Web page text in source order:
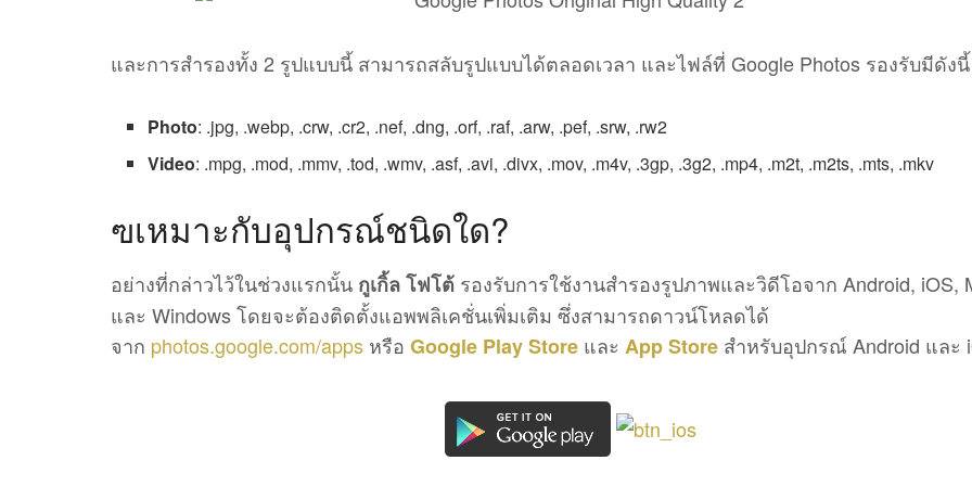
และการสำรองทั้ง 2 รูปแบบนี้ สามารถสลับรูปแบบได้ตลอดเวลา และไฟล์ที่ Google Photos รองรับมีดังนี้
Photo: .jpg, .webp, .crw, .cr2, .nef, .dng, .orf, .raf, .arw, .pef, .srw, .rw2
Video: .mpg, .mod, .mmv, .tod, .wmv, .asf, .avi, .divx, .mov, .m4v, .3gp, .3g2, .mp4, .m2t, .m2ts, .mts, .mkv
ฃเหมาะกับอุปกรณ์ชนิดใด?
อย่างที่กล่าวไว้ในช่วงแรกนั้น กูเกิ้ล โฟโต้ รองรับการใช้งานสำรองรูปภาพและวิดีโอจาก Android, iOS,
และ Windows โดยจะต้องติดตั้งแอพพลิเคชั่นเพิ่มเติม ซึ่งสามารถดาวน์โหลดได้
จาก photos.google.com/apps หรือ Google Play Store และ App Store สำหรับอุปกรณ์ Android และ